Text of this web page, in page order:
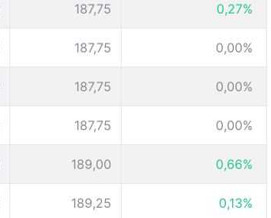
187,75 0,27%
187,75 0,00%
187,75 0,00%
187,75 0,00%
189,00 0,66%
189,25 0,13%